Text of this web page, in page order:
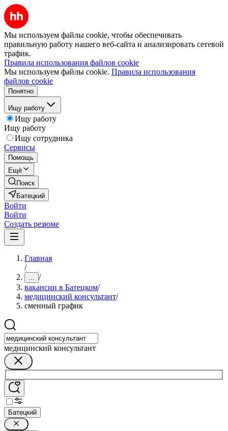
Мы используем файлы cookie, чтобы обеспечивать
правильную работу нашего веб-сайта и анализировать сетевой
трафик.
Правила использования файлов cookie
Мы используем файлы cookie. Правила использования
файлов cookie
Понятно
Ищу работу
Ищу работу
Ищу работу
Ищу сотрудника
Сервисы
Помощь
Ещё
Поиск
Батецкий
Войти
Войти
Создать резюме
Главная
/
... /
вакансии в Батецком/
медицинский консультант/
сменный график
медицинский консультант
Батецкий